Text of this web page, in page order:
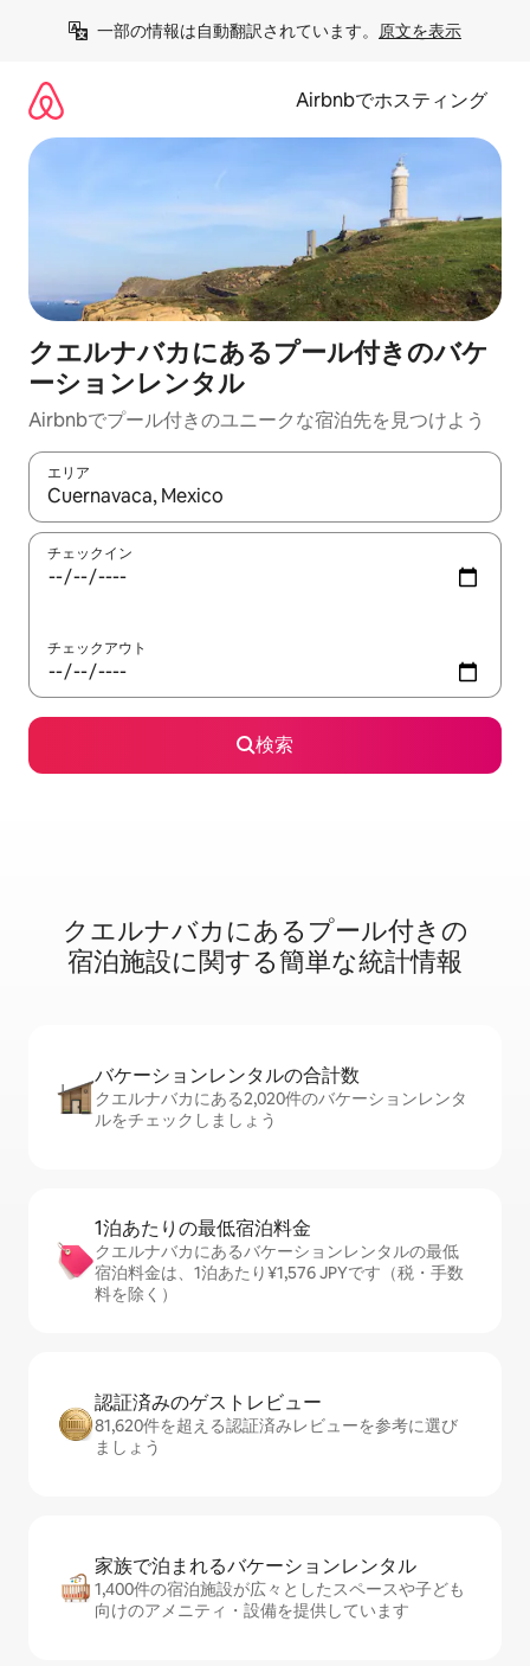
一部の情報は自動翻訳されています。 原文を表示
Airbnbでホスティング
クエルナバカにあるプール付きのバケ
ーションレンタル
Airbnbでプール付きのユニークな宿泊先を見つけよう
エリア
検索結果が表示されたら、上下の矢印キーを使って移動するか
チェックイン
チェックアウト
検索
クエルナバカに⁠あ⁠るプ⁠ー⁠ル⁠付⁠き⁠の
宿⁠泊⁠施⁠設⁠に関⁠す⁠る簡⁠単⁠な統⁠計⁠情⁠報
バケーションレ⁠ン⁠タ⁠ル⁠の合⁠計⁠数
クエルナバカにある2,020件のバケーションレンタ
ルをチェックしましょう
1泊あたりの最⁠低⁠宿⁠泊⁠料⁠金
クエルナバカにあるバケーションレンタルの最低
宿泊料金は、1泊あたり¥1,576 JPYです（税・手数
料を除く）
認証済みのゲ⁠ス⁠ト⁠レ⁠ビ⁠ュ⁠ー
81,620件を超える認証済みレビューを参考に選び
ましょう
家族で泊まれるバ⁠ケ⁠ー⁠シ⁠ョ⁠ンレ⁠ン⁠タ⁠ル
1,400件の宿泊施設が広々としたスペースや子ども
向けのアメニティ・設備を提供しています